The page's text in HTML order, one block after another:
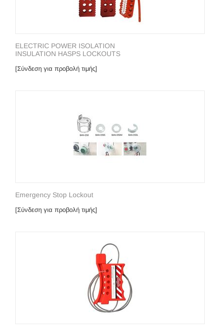
ELECTRIC POWER ISOLATION
INSULATION HASPS LOCKOUTS
[Σύνδεση για προβολή τιμής]
Emergency Stop Lockout
[Σύνδεση για προβολή τιμής]